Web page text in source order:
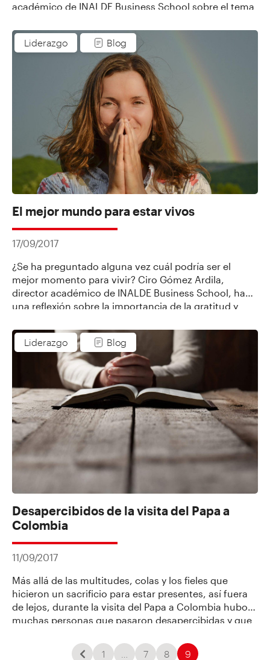
académico de INALDE Business School sobre el tema
Liderazgo
Blog
El mejor mundo para estar vivos
17/09/2017
¿Se ha preguntado alguna vez cuál podría ser el
mejor momento para vivir? Ciro Gómez Ardila,
director académico de INALDE Business School, hace
una reflexión sobre la importancia de la gratitud y
mejores para estar vivos.
Liderazgo
Blog
Desapercibidos de la visita del Papa a
Colombia
11/09/2017
Más allá de las multitudes, colas y los fieles que
hicieron un sacrificio para estar presentes, así fuera
de lejos, durante la visita del Papa a Colombia hubo
muchas personas que pasaron desapercibidas y que
sumo pontífice.
1 7 8 9